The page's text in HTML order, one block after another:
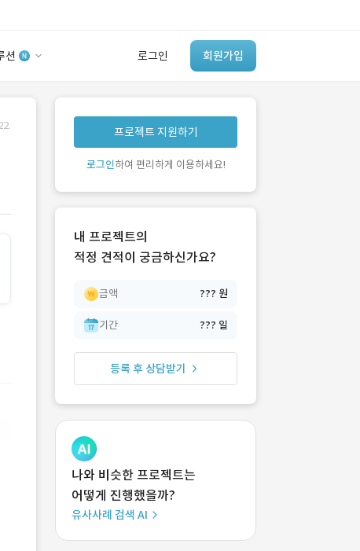
션 로그인 회원가입
유사사례 검색 AI
‘이런 거’ 만들어본
개발 회사 있어?
프로젝트 지원하기
로그인하여 편리하게 이용하세요!
내 프로젝트의
적정 견적이 궁금하신가요?
금액 ??? 원
기간 ??? 일
등록 후 상담받기
나와 비슷한 프로젝트는
어떻게 진행했을까?
유사사례 검색 AI